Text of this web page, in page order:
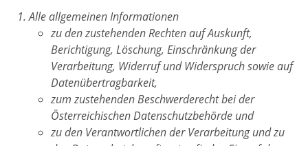
Alle allgemeinen Informationen
zu den zustehenden Rechten auf Auskunft,
Berichtigung, Löschung, Einschränkung der
Verarbeitung, Widerruf und Widerspruch sowie auf
Datenübertragbarkeit,
zum zustehenden Beschwerderecht bei der
Österreichischen Datenschutzbehörde und
zu den Verantwortlichen der Verarbeitung und zu